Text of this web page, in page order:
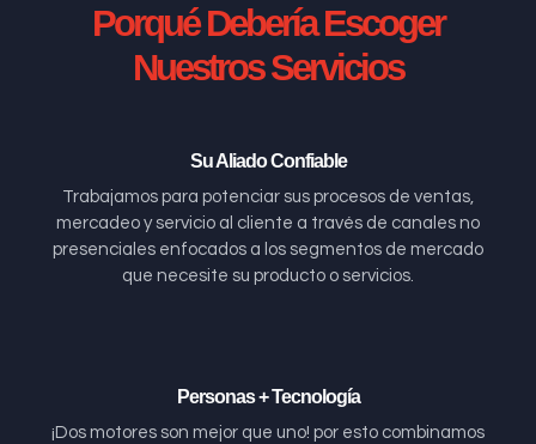
Porqué Debería Escoger
Nuestros Servicios
Su Aliado Confiable
Trabajamos para potenciar sus procesos de ventas,
mercadeo y servicio al cliente a través de canales no
presenciales enfocados a los segmentos de mercado
que necesite su producto o servicios.
Personas + Tecnología
¡Dos motores son mejor que uno! por esto combinamos